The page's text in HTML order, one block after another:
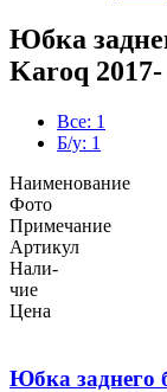
Юбка
Karoq 2017-
Все: 1
Б/у: 1
Наименование
Фото
Примечание
Артикул
Нали-
чие
Цена
Юбка заднего